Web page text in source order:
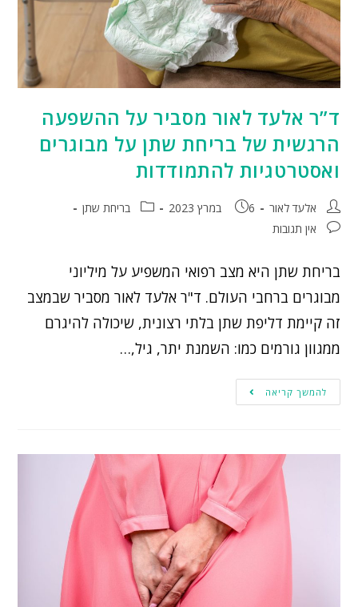
ד”ר אלעד לאור מסביר על ההשפעה
הרגשית של בריחת שתן על מבוגרים
ואסטרטגיות להתמודדות
אלעד לאור 6 במרץ 2023
בריחת שתן
אין תגובות
בריחת שתן היא מצב רפואי המשפיע על מיליוני
מבוגרים ברחבי העולם. ד"ר אלעד לאור מסביר שבמצב
זה קיימת דליפת שתן בלתי רצונית, שיכולה להיגרם
ממגוון גורמים כמו: השמנת יתר, גיל,…
להמשך קריאה